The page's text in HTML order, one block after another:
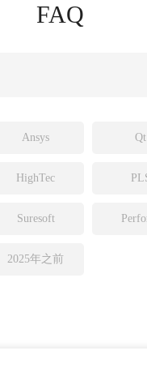
FAQ
Ansys Qt
HighTec
Suresoft
2025年之前